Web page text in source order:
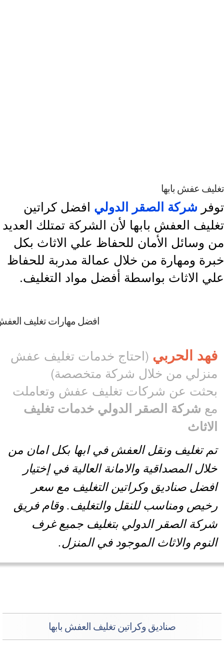
عفش بابها
شركة الصقر الدوليافضل كراتين
العفش بابها لأن الشركة تمتلك العديد
وسائل الأمان للحفاظ علي الاثاث بكل
ومهارة من خلال عمالة مدربة للحفاظ
الاثاث بواسطة أفضل مواد التغليف.
افضل مهارات تغليف العفش
الحربي (احتاج خدمات تغليف عفش
من خلال شركة متخصصة)
عن شركات تغليف عفش وتعاملت
شركة الصقر الدولي خدمات تغليف
تغليف ونقل العفش في ابها بكل امان من
المصداقية والامانة العالية في إختيار
صناديق وكراتين التغليف مع سعر
ومناسب للنقل والتغليف. وقام فريق
الصقر الدولي بتغليف جميع غرف
والاثاث الموجود في المنزل.
صناديق وكراتين تغليف العفش بابها